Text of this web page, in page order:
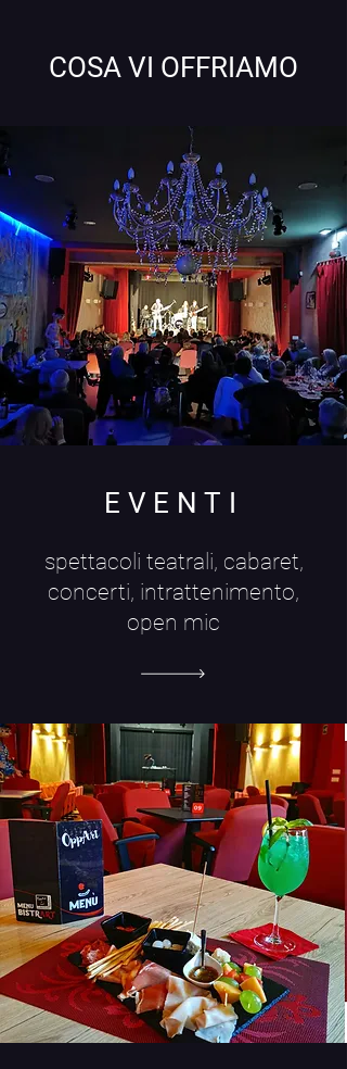
COSA VI OFFRIAMO
EVENTI
spettacoli teatrali, cabaret,
concerti, intrattenimento,
open mic